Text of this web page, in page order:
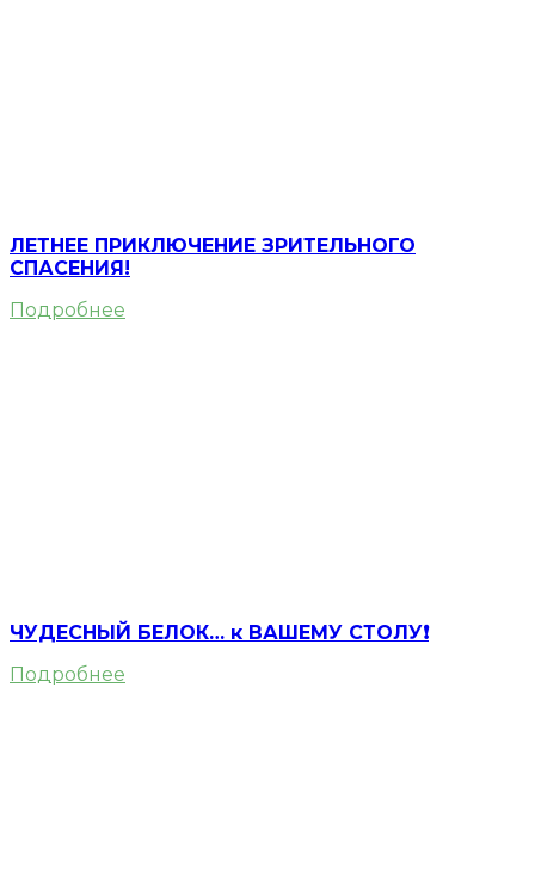
ЛЕТНЕЕ ПРИКЛЮЧЕНИЕ ЗРИТЕЛЬНОГО
СПАСЕНИЯ!
Подробнее
ЧУДЕСНЫЙ БЕЛОК… к ВАШЕМУ СТОЛУ❗️
Подробнее